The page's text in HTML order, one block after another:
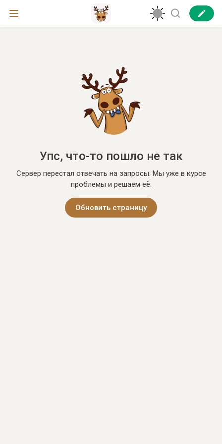
Упс, что-то пошло не так
Сервер перестал отвечать на запросы. Мы уже в курсе
проблемы и решаем её.
Обновить страницу